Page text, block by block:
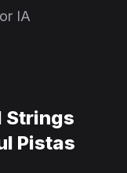
IA
Strings
Pistas